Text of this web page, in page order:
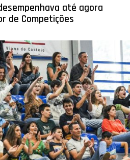
até agora
de Competições